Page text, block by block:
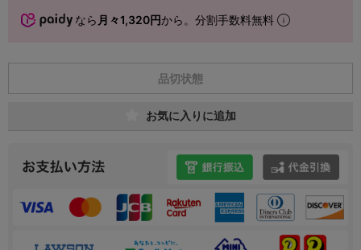
なら 月々1,320円から。分割手数料無料
品切状態
お気に入りに追加